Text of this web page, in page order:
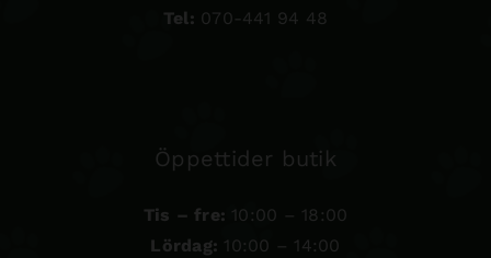
Tel: 070-441 94 48
Öppettider butik
Tis – fre: 10:00 – 18:00
Lördag: 10:00 – 14:00